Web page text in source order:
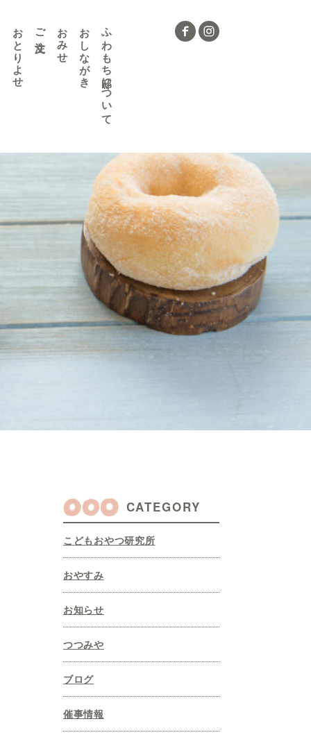
ふわもち邸について
おしながき
おみせ
ご注文
おとりよせ
CATEGORY
こどもおやつ研究所
おやすみ
お知らせ
つつみや
ブログ
催事情報